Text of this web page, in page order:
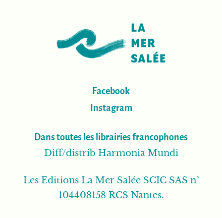
Facebook
Instagram
Dans toutes les librairies francophones
Diff/distrib Harmonia Mundi
Les Editions La Mer Salée SCIC SAS n°
104408158 RCS Nantes.